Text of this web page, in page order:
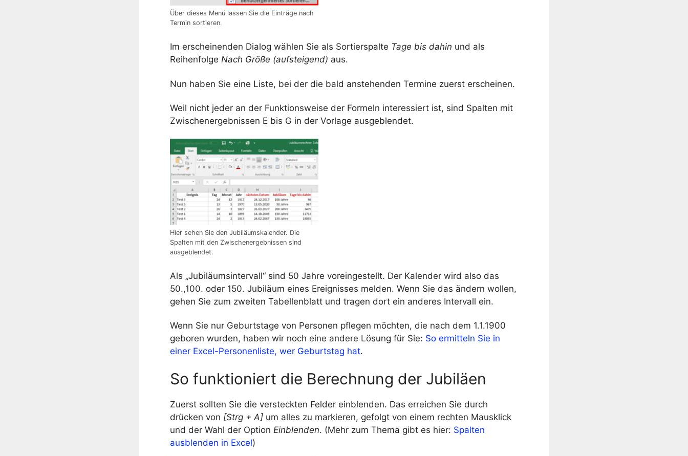
Über dieses Menü lassen Sie die Einträge nach
Termin sortieren.
Im erscheinenden Dialog wählen Sie als Sortierspalte Tage bis dahin und als
Reihenfolge Nach Größe (aufsteigend) aus.
Nun haben Sie eine Liste, bei der die bald anstehenden Termine zuerst erscheinen.
Weil nicht jeder an der Funktionsweise der Formeln interessiert ist, sind Spalten mit
Zwischenergebnissen E bis G in der Vorlage ausgeblendet.
Hier sehen Sie den Jubiläumskalender. Die
Spalten mit den Zwischenergebnissen sind
ausgeblendet.
Als „Jubiläumsintervall“ sind 50 Jahre voreingestellt. Der Kalender wird also das
50.,100. oder 150. Jubiläum eines Ereignisses melden. Wenn Sie das ändern wollen,
gehen Sie zum zweiten Tabellenblatt und tragen dort ein anderes Intervall ein.
Wenn Sie nur Geburtstage von Personen pflegen möchten, die nach dem 1.1.1900
geboren wurden, haben wir noch eine andere Lösung für Sie: So ermitteln Sie in
einer Excel-Personenliste, wer Geburtstag hat.
So funktioniert die Berechnung der Jubiläen
Zuerst sollten Sie die versteckten Felder einblenden. Das erreichen Sie durch
drücken von [Strg + A] um alles zu markieren, gefolgt von einem rechten Mausklick
und der Wahl der Option Einblenden. (Mehr zum Thema gibt es hier: Spalten
ausblenden in Excel)